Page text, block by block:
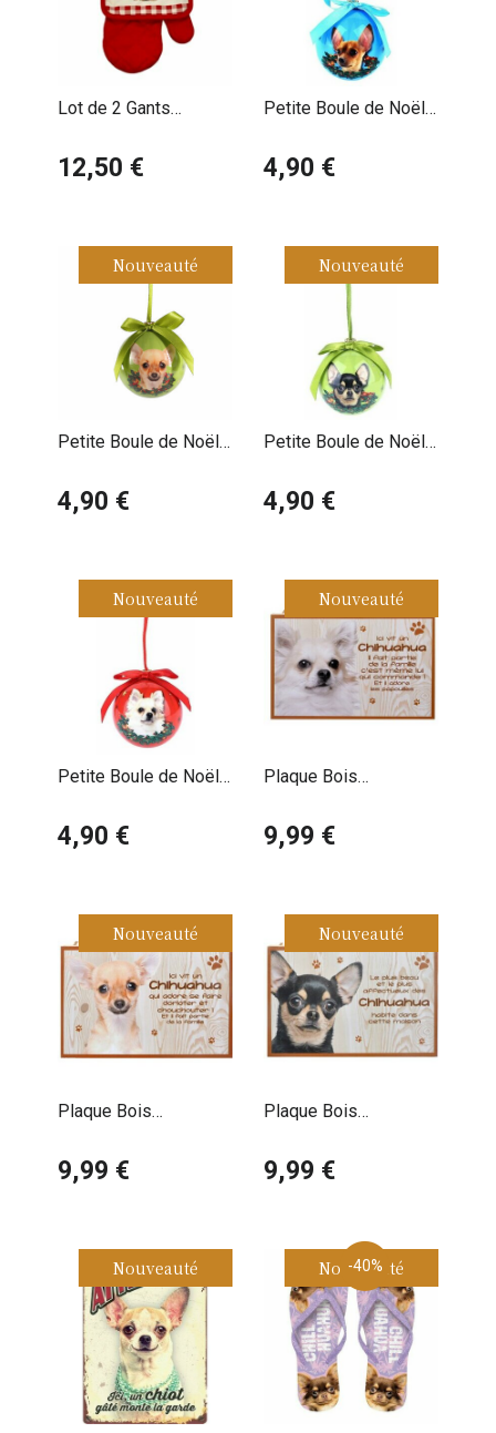
Lot de 2 Gants
12,50 €
Petite Boule de Noël
4,90 €
Nouveauté
Petite Boule de Noël
4,90 €
Nouveauté
Petite Boule de Noël
4,90 €
Nouveauté
Petite Boule de Noël
4,90 €
Nouveauté
Plaque Bois
à poil long
9,99 €
Nouveauté
Plaque Bois
Poil Court
9,99 €
Nouveauté
Plaque Bois
Poil Court Noir et Feu
9,99 €
Nouveauté -40%
Nouveauté